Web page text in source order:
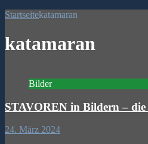
Startseitekatamaran
katamaran
Bilder
STAVOREN in Bildern – die
24. März 2024